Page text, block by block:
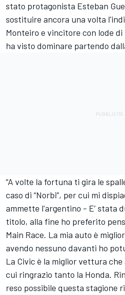
stato protagonista Esteban
sostituire ancora una volta
Monteiro e vincitore con lode di
ha visto dominare partendo
“A volte la fortuna ti gira le
caso di “Norbi”, per cui mi
ammette l'argentino - E’ stata
titolo, alla fine ho preferito
Main Race. La mia auto è
avendo nessuno davanti ho
La Civic è la miglior vettura
cui ringrazio tanto la Honda.
reso possibile questa stagione